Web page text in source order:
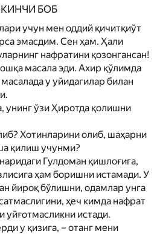
БОБ
учун мен оддий қичитқиўт
эмасдим. Сен ҳам. Ҳали
нафратини қозонгансан!
масала эди. Ахир қўлимда
у уйидагилар билан
унинг ўзи Ҳиротда қолишни
Хотинларини олиб, шаҳарни
қилиш учунми?
Гулдоман қиш­лоғига,
ҳам боришни истамади. У
йироқ бўлишни, одамлар унга
ҳеч кимда нафрат
уйғотмасликни истади.
у қизига, – отанг мени